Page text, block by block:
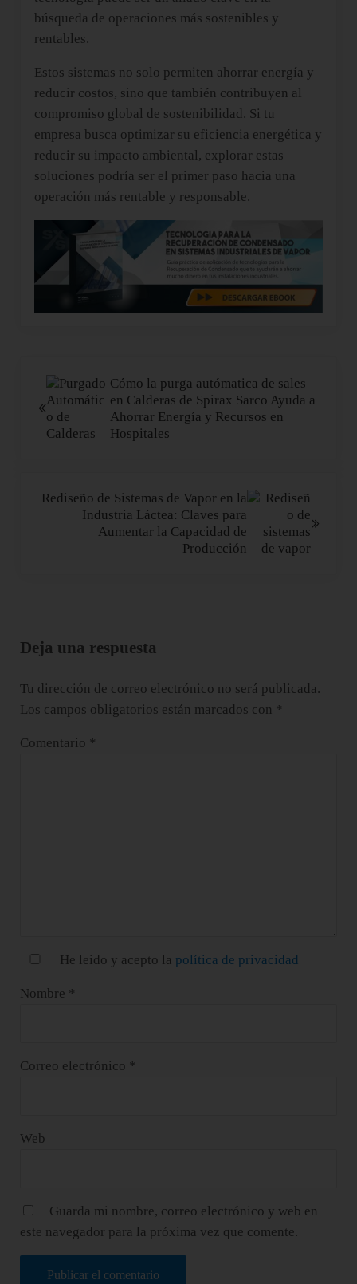
búsqueda de operaciones más sostenibles y
rentables.
Estos sistemas no solo permiten ahorrar energía y
reducir costos, sino que también contribuyen al
compromiso global de sostenibilidad. Si tu
empresa busca optimizar su eficiencia energética y
reducir su impacto ambiental, explorar estas
soluciones podría ser el primer paso hacia una
operación más rentable y responsable.
Cómo la purga autómatica de sales
en Calderas de Spirax Sarco Ayuda a
Ahorrar Energía y Recursos en
Hospitales
Rediseño de Sistemas de Vapor en la
Industria Láctea: Claves para
Aumentar la Capacidad de
Producción
Deja una respuesta
Tu dirección de correo electrónico no será publicada.
Los campos obligatorios están marcados con *
Comentario *
He leido y acepto la política de privacidad
Nombre *
Correo electrónico *
Web
Guarda mi nombre, correo electrónico y web en
este navegador para la próxima vez que comente.